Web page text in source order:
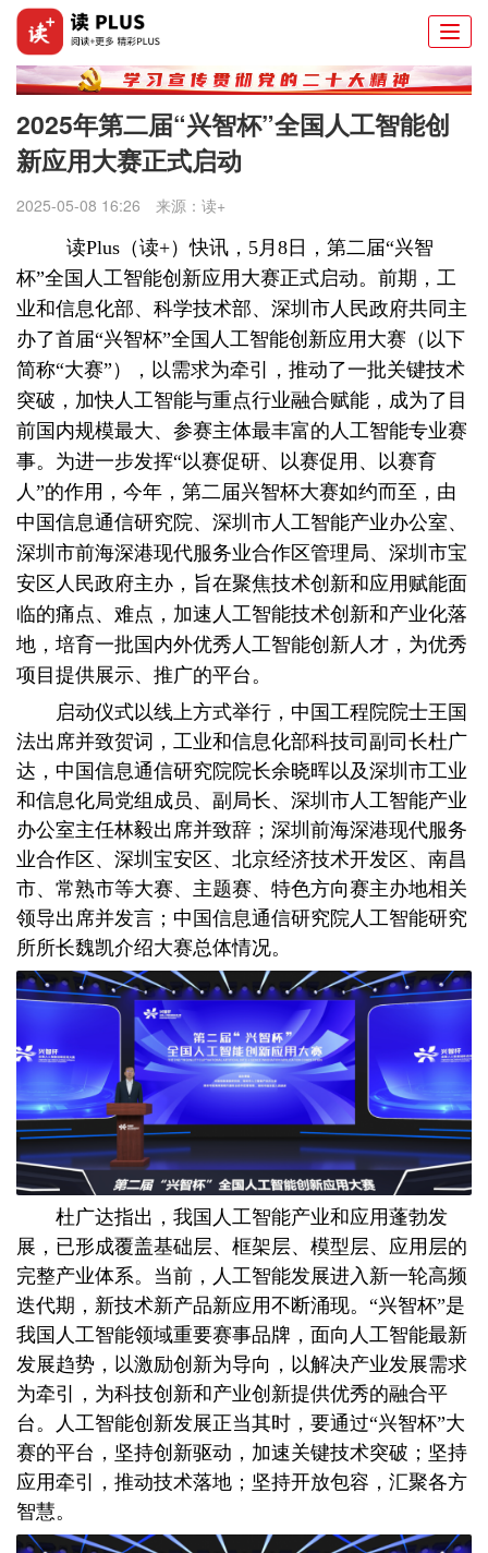
2025年第二届“兴智杯”全国人工智能创
新应用大赛正式启动
2025-05-08 16:26 来源： 读+
读Plus（读+）快讯， 5月8日，第二届“兴智
杯”全国人工智能创新应用大赛正式启动。前期，工
业和信息化部、科学技术部、深圳市人民政府共同主
办了首届“兴智杯”全国人工智能创新应用大赛（以下
简称“大赛”），以需求为牵引，推动了一批关键技术
突破，加快人工智能与重点行业融合赋能，成为了目
前国内规模最大、参赛主体最丰富的人工智能专业赛
事。为进一步发挥“以赛促研、以赛促用、以赛育
人”的作用，今年，第二届兴智杯大赛如约而至，由
中国信息通信研究院、深圳市人工智能产业办公室、
深圳市前海深港现代服务业合作区管理局、深圳市宝
安区人民政府主办，旨在聚焦技术创新和应用赋能面
临的痛点、难点，加速人工智能技术创新和产业化落
地，培育一批国内外优秀人工智能创新人才，为优秀
项目提供展示、推广的平台。
启动仪式以线上方式举行，中国工程院院士王国
法出席并致贺词，工业和信息化部科技司副司长杜广
达，中国信息通信研究院院长余晓晖以及深圳市工业
和信息化局党组成员、副局长、深圳市人工智能产业
办公室主任林毅出席并致辞；深圳前海深港现代服务
业合作区、深圳宝安区、北京经济技术开发区、南昌
市、常熟市等大赛、主题赛、特色方向赛主办地相关
领导出席并发言；中国信息通信研究院人工智能研究
所所长魏凯介绍大赛总体情况。
杜广达指出，我国人工智能产业和应用蓬勃发
展，已形成覆盖基础层、框架层、模型层、应用层的
完整产业体系。当前，人工智能发展进入新一轮高频
迭代期，新技术新产品新应用不断涌现。“兴智杯”是
我国人工智能领域重要赛事品牌，面向人工智能最新
发展趋势，以激励创新为导向，以解决产业发展需求
为牵引，为科技创新和产业创新提供优秀的融合平
台。人工智能创新发展正当其时，要通过“兴智杯”大
赛的平台，坚持创新驱动，加速关键技术突破；坚持
应用牵引，推动技术落地；坚持开放包容，汇聚各方
智慧。